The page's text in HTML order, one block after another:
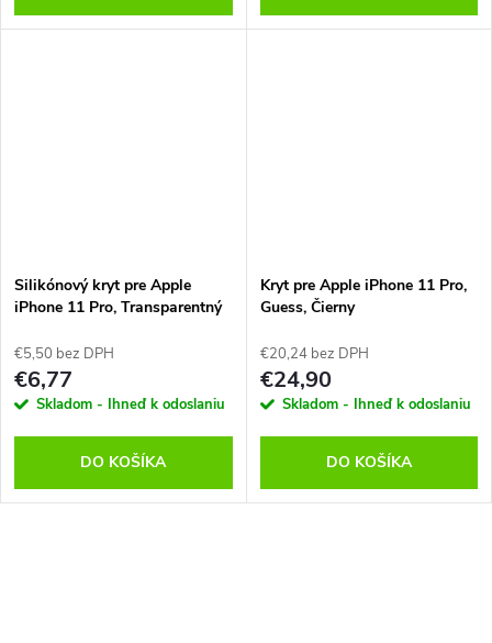
Silikónový kryt pre Apple
iPhone 11 Pro, Transparentný
€5,50 bez DPH
€6,77
Skladom - Ihneď k odoslaniu
DO KOŠÍKA
Kryt pre Apple iPhone 11 Pro,
Guess, Čierny
€20,24 bez DPH
€24,90
Skladom - Ihneď k odoslaniu
DO KOŠÍKA